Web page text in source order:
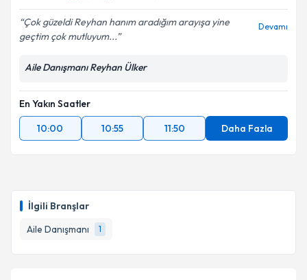
İlgili Branşlar
Aile Danışmanı
1
Çok güzeldi Reyhan hanım aradığım arayışa yine
geçtim çok mutluyum...
Devamı
Aile Danışmanı Reyhan Ülker
En Yakın Saatler
10:00
10:55 11:50 Daha Fazla